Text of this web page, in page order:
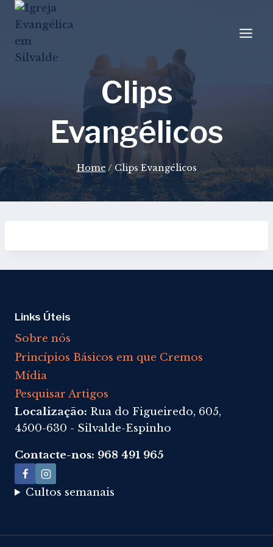
Skip
content
Clips
Evangélicos
Home / Clips Evangélicos
Links Úteis
Sobre nós
Princípios Básicos em que Cremos
Mídia
Pesquisar Artigos
Localização: Rua do Figueiredo, 605,
4500-630 - Silvalde-Espinho
Contacte-nos: 968 491 965
Cultos semanais